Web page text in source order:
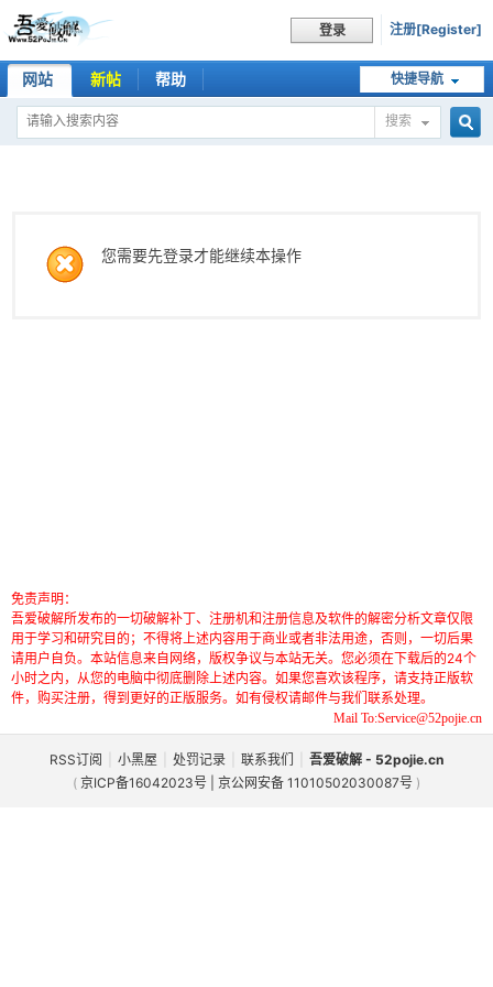
登录 注册[Register]
快捷导航
网站 新帖 帮助
搜索
您需要先登录才能继续本操作
免责声明：
吾爱破解所发布的一切破解补丁、注册机和注册信息及软件的解密分析文章仅限
用于学习和研究目的；不得将上述内容用于商业或者非法用途，否则，一切后果
请用户自负。本站信息来自网络，版权争议与本站无关。您必须在下载后的24个
小时之内，从您的电脑中彻底删除上述内容。如果您喜欢该程序，请支持正版软
件，购买注册，得到更好的正版服务。如有侵权请邮件与我们联系处理。
Mail To:Service@52pojie.cn
RSS订阅 小黑屋 处罚记录 联系我们
吾爱破解 - 52pojie.cn
( 京ICP备16042023号 | 京公网安备 11010502030087号 )